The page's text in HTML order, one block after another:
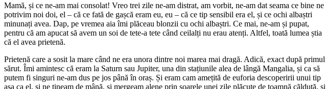
Mamă, și ce ne-am mai consolat! Vreo trei zile ne-am distrat, am vorbit, ne-am dat seama ce bine ne
potrivim noi doi, el – că ce fată de gașcă eram eu, eu – că ce tip sensibil era el, și ce ochi albaștri
minunați avea. Dap, pe vremea aia îmi plăceau blonzii cu ochi albaștri. Ce mai, ne-am și pupat,
pentru că am apucat să avem un soi de tete-a tete când ceilalți nu erau atenți. Altfel, toată lumea știa
că el avea prietenă.
Prietenă care a sosit la mare când ne era unora dintre noi marea mai dragă. Adică, exact după primul
sărut. Îmi amintesc că eram la Saturn sau Jupiter, una din stațiunile alea de lângă Mangalia, și ca să
putem fi singuri ne-am dus pe jos până în oraș. Și eram cam amețită de euforia descoperirii unui tip
așa ca el, și ne țineam de mână, și mergeam alene prin soarele unei zile plăcute de toamnă călduță, și